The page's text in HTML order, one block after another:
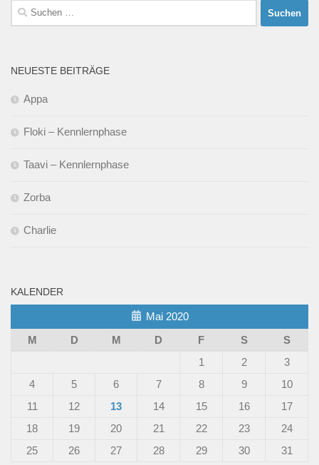
Suchen
nach:
NEUESTE BEITRÄGE
Appa
Floki – Kennlernphase
Taavi – Kennlernphase
Zorba
Charlie
KALENDER
Mai 2020
M
D M D F S
S
1
2
3
4
5 6 7 8 9
10
11
12 13 14 15 16
17
18
19 20 21 22 23
24
25
26 27 28 29 30
31